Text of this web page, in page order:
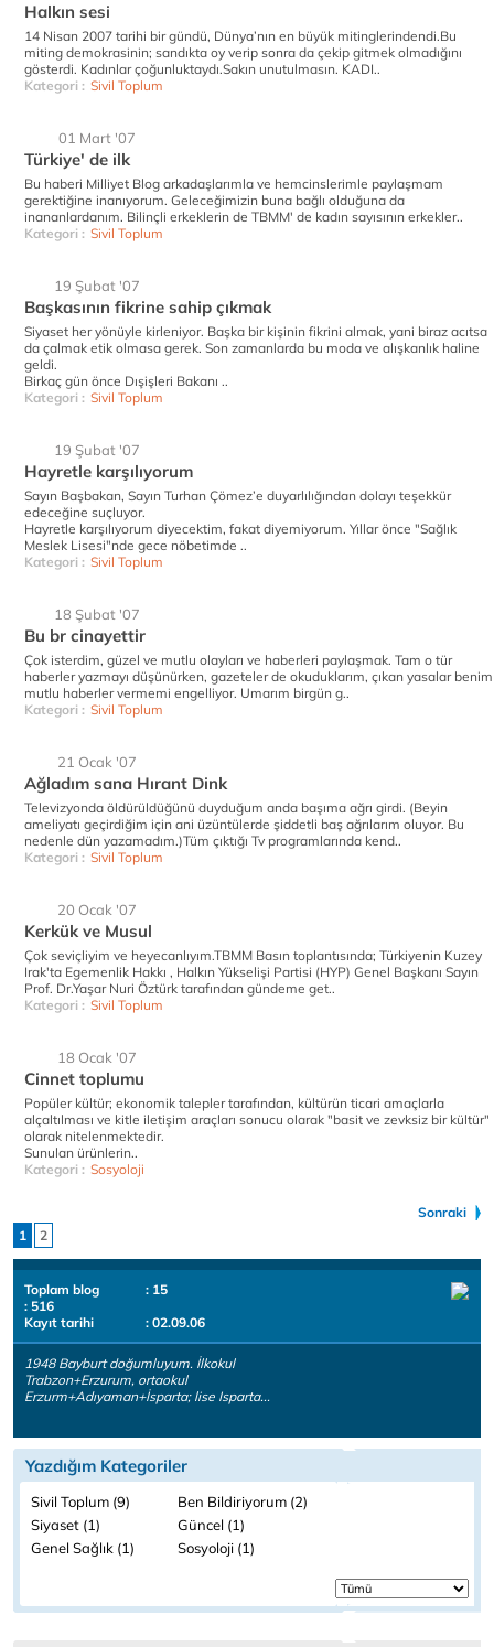
Halkın sesi
14 Nisan 2007 tarihi bir gündü, Dünya’nın en büyük mitinglerindendi.Bu
miting demokrasinin; sandıkta oy verip sonra da çekip gitmek olmadığını
gösterdi. Kadınlar çoğunluktaydı.Sakın unutulmasın. KADI..
Kategori : Sivil Toplum
01 Mart '07
Türkiye' de ilk
Bu haberi Milliyet Blog arkadaşlarımla ve hemcinslerimle paylaşmam
gerektiğine inanıyorum. Geleceğimizin buna bağlı olduğuna da
inananlardanım. Bilinçli erkeklerin de TBMM' de kadın sayısının erkekler..
Kategori : Sivil Toplum
19 Şubat '07
Başkasının fikrine sahip çıkmak
Siyaset her yönüyle kirleniyor. Başka bir kişinin fikrini almak, yani biraz acıtsa
da çalmak etik olmasa gerek. Son zamanlarda bu moda ve alışkanlık haline
geldi.
Birkaç gün önce Dışişleri Bakanı ..
Kategori : Sivil Toplum
19 Şubat '07
Hayretle karşılıyorum
Sayın Başbakan, Sayın Turhan Çömez’e duyarlılığından dolayı teşekkür
edeceğine suçluyor.
Hayretle karşılıyorum diyecektim, fakat diyemiyorum. Yıllar önce "Sağlık
Meslek Lisesi"nde gece nöbetimde ..
Kategori : Sivil Toplum
18 Şubat '07
Bu br cinayettir
Çok isterdim, güzel ve mutlu olayları ve haberleri paylaşmak. Tam o tür
haberler yazmayı düşünürken, gazeteler de okuduklarım, çıkan yasalar benim
mutlu haberler vermemi engelliyor. Umarım birgün g..
Kategori : Sivil Toplum
21 Ocak '07
Ağladım sana Hırant Dink
Televizyonda öldürüldüğünü duyduğum anda başıma ağrı girdi. (Beyin
ameliyatı geçirdiğim için ani üzüntülerde şiddetli baş ağrılarım oluyor. Bu
nedenle dün yazamadım.)Tüm çıktığı Tv programlarında kend..
Kategori : Sivil Toplum
20 Ocak '07
Kerkük ve Musul
Çok seviçliyim ve heyecanlıyım.TBMM Basın toplantısında; Türkiyenin Kuzey
Irak'ta Egemenlik Hakkı , Halkın Yükselişi Partisi (HYP) Genel Başkanı Sayın
Prof. Dr.Yaşar Nuri Öztürk tarafından gündeme get..
Kategori : Sivil Toplum
18 Ocak '07
Cinnet toplumu
Popüler kültür; ekonomik talepler tarafından, kültürün ticari amaçlarla
alçaltılması ve kitle iletişim araçları sonucu olarak "basit ve zevksiz bir kültür"
olarak nitelenmektedir.
Sunulan ürünlerin..
Kategori : Sosyoloji
Sonraki
1
2
Toplam blog
: 15
: 516
Kayıt tarihi
: 02.09.06
1948 Bayburt doğumluyum. İlkokul
Trabzon+Erzurum, ortaokul
Erzurm+Adıyaman+İsparta; lise Isparta...
Yazdığım Kategoriler
Sivil Toplum (9)
Ben Bildiriyorum (2)
Siyaset (1)
Güncel (1)
Genel Sağlık (1)
Sosyoloji (1)